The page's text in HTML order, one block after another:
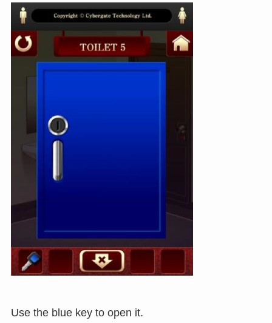
Use the blue key to open it.